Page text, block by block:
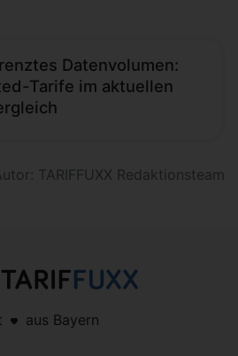
Datenvolumen:
Tarife im aktuellen
TARIFFUXX Redaktionsteam
aus Bayern